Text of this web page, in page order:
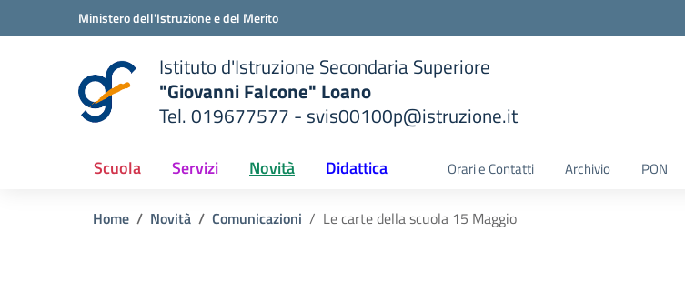
Vai ai contenuti
Vai al menu di navigazioneMinistero dell'Istruzione e del Merito
Istituto d'Istruzione Secondaria Superiore
"Giovanni Falcone" Loano
Tel. 019677577 - svis00100p@istruzione.it
Scuola Servizi Novità Didattica Orari e Contatti Archivio PON
Home Novità Comunicazioni Le carte della scuola 15 Maggio